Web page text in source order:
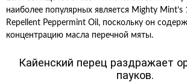
наиболее популярных является Mighty Mint’s
Repellent Peppermint Oil, поскольку он
концентрацию масла перечной мяты.
Кайенский перец раздражает
пауков.